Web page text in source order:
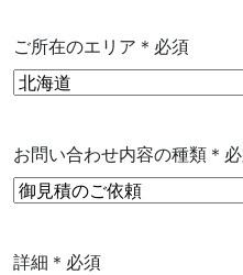
ご所在のエリア ＊必須
お問い合わせ内容の種類 ＊
詳細 ＊必須